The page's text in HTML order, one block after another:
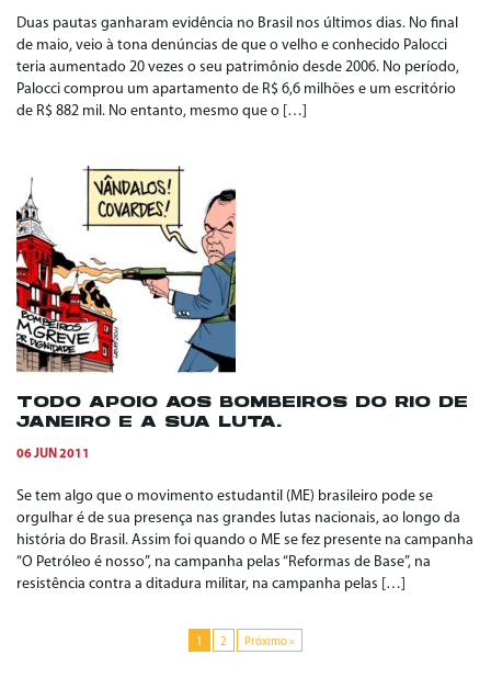
Duas pautas ganharam evidência no Brasil nos últimos dias. No final
de maio, veio à tona denúncias de que o velho e conhecido Palocci
teria aumentado 20 vezes o seu patrimônio desde 2006. No período,
Palocci comprou um apartamento de R$ 6,6 milhões e um escritório
de R$ 882 mil. No entanto, mesmo que o […]
TODO APOIO AOS BOMBEIROS DO RIO DE
JANEIRO E A SUA LUTA.
06 JUN 2011
Se tem algo que o movimento estudantil (ME) brasileiro pode se
orgulhar é de sua presença nas grandes lutas nacionais, ao longo da
história do Brasil. Assim foi quando o ME se fez presente na campanha
“O Petróleo é nosso”, na campanha pelas “Reformas de Base”, na
resistência contra a ditadura militar, na campanha pelas […]
1 2 Próximo »